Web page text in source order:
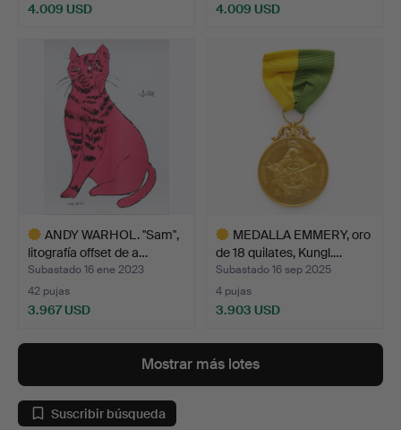
4.009 USD 4.009 USD
ANDY WARHOL. "Sam",
litografía offset de a…
Subastado 16 ene 2023
42 pujas
3.967 USD
seleccionado
MEDALLA EMMERY, oro
de 18 quilates, Kungl.…
Subastado 16 sep 2025
4 pujas
3.903 USD
Mostrar más lotes
Suscribir búsqueda